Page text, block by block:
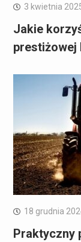
3 kwietnia
Jakie
prestiżowej
18 grudnia
Praktyczny